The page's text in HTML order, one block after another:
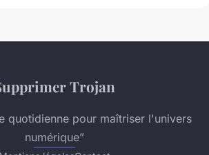
Trojan
quotidienne pour maîtriser l'univers
numérique”